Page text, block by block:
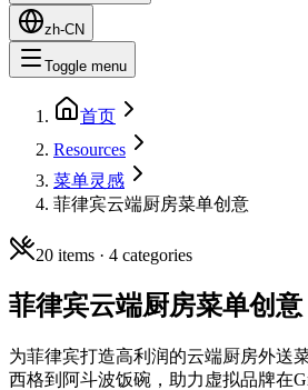
zh-CN
Toggle menu
首页
Resources
菜单灵感
菲律宾云端厨房菜单创意
20 items · 4 categories
菲律宾云端厨房菜单创意
为菲律宾打造高利润的云端厨房外送
西格到阿斗波饭碗，助力虚拟品牌在